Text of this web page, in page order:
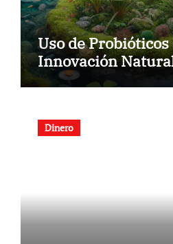
Uso de
Innovación
Dinero